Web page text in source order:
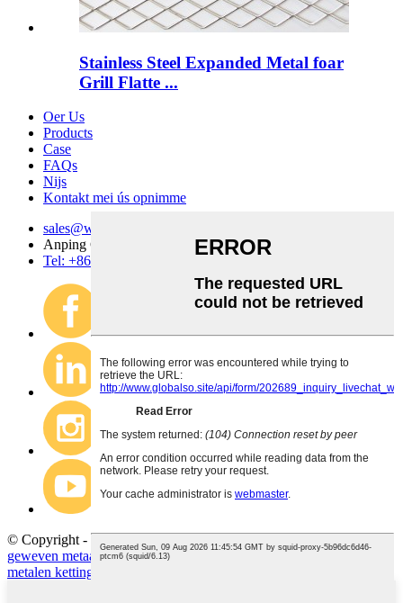
Stainless Steel Expanded Metal foar
Grill Flatte ...
Oer Us
Products
Case
FAQs
Nijs
Kontakt mei ús opnimme
sales@wire-mesh.com.cn
Anping County Jingsi Hardware Wire Mesh Co., Ltd.
Tel: +86 318 7599 955
© Copyright - 2020-2023: Alle rjochten foarbehâlden.
geweven metaal ,mesh metalen dekor mesh gerdyn , chainmail stof
metalen ketting gerdyn